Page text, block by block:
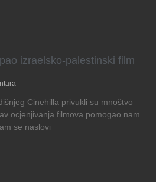
izraelsko-palestinski film
Cinehilla privukli su mnoštvo
ocjenjivanja filmova pomogao nam
se naslovi